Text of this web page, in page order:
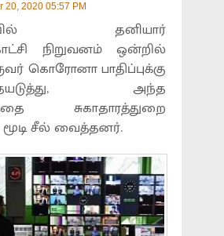
20, 2020 05:57 PM
தனியார்
நிறுவனம் ஒன்றில்
கொரோனா பாதிப்புக்கு
அந்த
சுகாதாரத்துறை
சீல் வைத்தனர்.